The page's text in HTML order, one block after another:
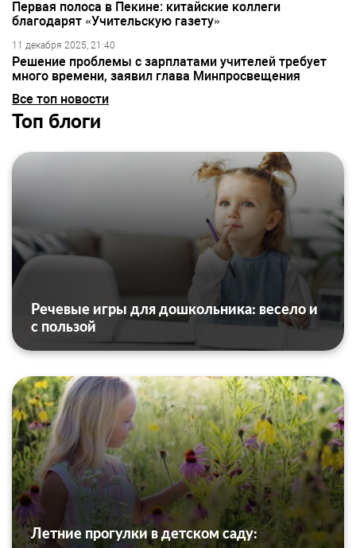
Первая полоса в Пекине: китайские коллеги
благодарят «Учительскую газету»
11 декабря 2025, 21:40
Решение проблемы с зарплатами учителей требует
много времени, заявил глава Минпросвещения
Все топ новости
Топ блоги
Речевые игры для дошкольника: весело и
с пользой
Летние прогулки в детском саду: